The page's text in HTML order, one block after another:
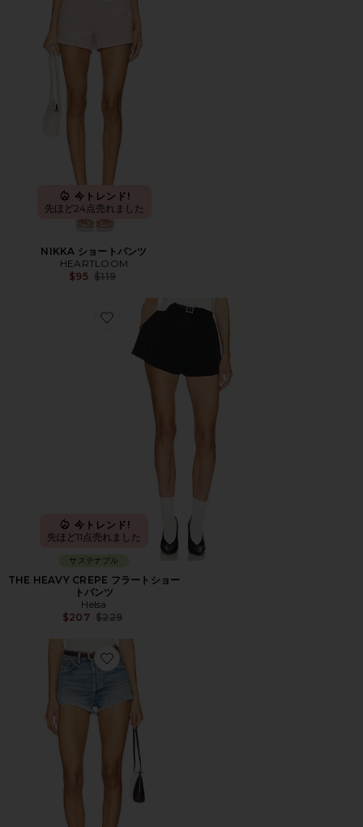
今トレンド!
先ほど24点売れました
NIKKA ショートパンツ
HEARTLOOM
$95 Previous price:
$119
Favorite THE HEAVY CREPE フラートショートパンツ
今トレンド!
先ほど11点売れました
サステナブル
THE HEAVY CREPE フラートショー
トパンツ
Helsa
$207 Previous price:
$229
Favorite RIDLEY ハイライズ